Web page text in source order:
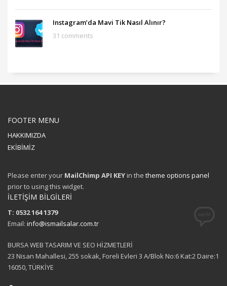
Instagram’da Mavi Tik Nasıl Alınır?
31 comments
FOOTER MENU
HAKKIMIZDA
EKİBİMİZ
Please enter your MailChimp API KEY in the theme options panel
prior to using this widget.
İLETİŞİM BİLGİLERİ
T: 0532 164 1379
Email: info@ismailsalar.com.tr
BURSA WEB TASARIM VE SEO HİZMETLERİ
23 Nisan Mahallesi, 255 sokak, Foreli Evleri 3 A/Blok No:6 Kat:2 Daire:1
16050, TÜRKİYE